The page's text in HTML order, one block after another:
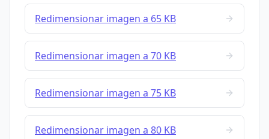
Redimensionar imagen a 65 KB
Redimensionar imagen a 70 KB
Redimensionar imagen a 75 KB
Redimensionar imagen a 80 KB